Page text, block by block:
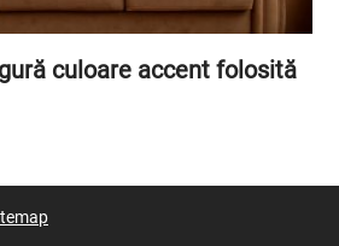
culoare accent folosită